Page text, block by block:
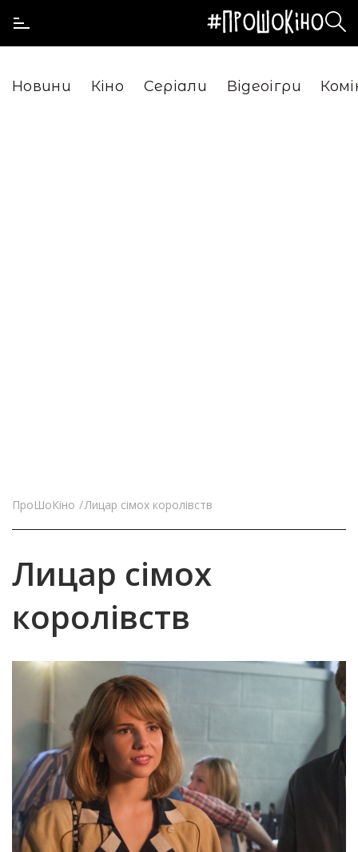
Новини Кіно Серіали Відеоігри
ПроШоКіно Лицар сімох королівств
Лицар сімох
королівств